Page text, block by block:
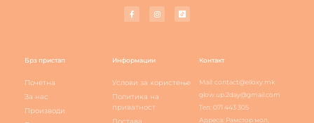
Брз пристап
Почетна
За нас
Производи
Информации
Услови за користење
Политика на
приватност
Достава
Контакт
Mail: contact@elloxy.mk
glow.up.2day@gmail.com
Тел: 071 443 305
Адреса: Рамстор мол,